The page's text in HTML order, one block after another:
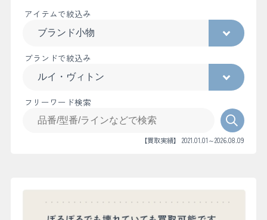
アイテムで絞込み
ブランドで絞込み
フリーワード検索
【買取実績】 2021.01.01～2026.08.09